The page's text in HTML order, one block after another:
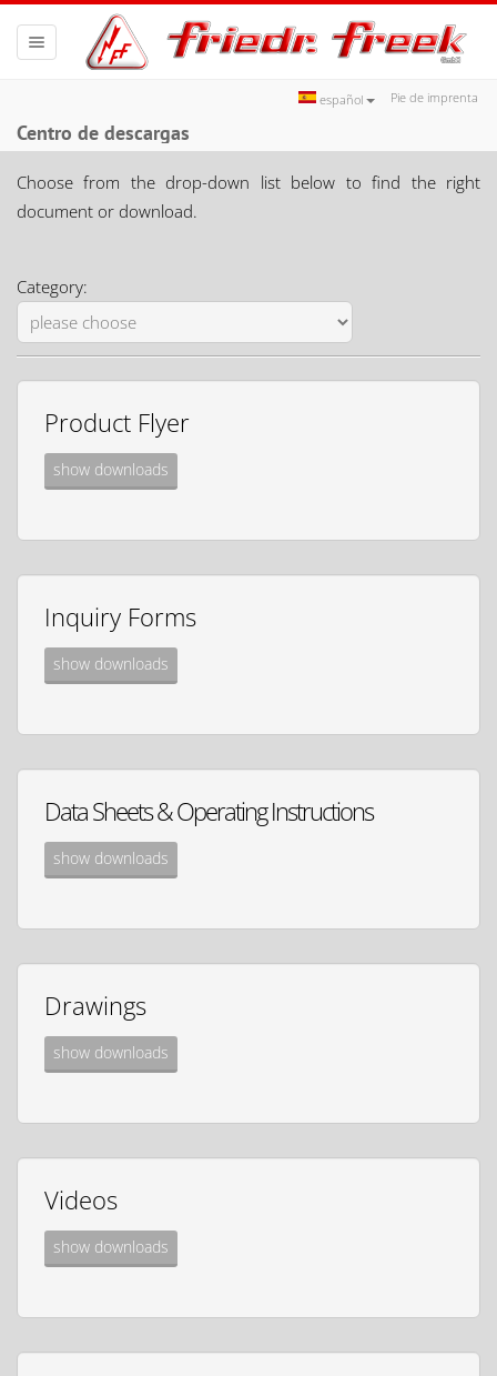
Pie de imprenta
español
Toggle
navigation
Centro de descargas
Choose from the drop-down list below to find the right
document or download.
Category:
Product Flyer
show downloads
Inquiry Forms
show downloads
Data Sheets & Operating Instructions
show downloads
Drawings
show downloads
Videos
show downloads